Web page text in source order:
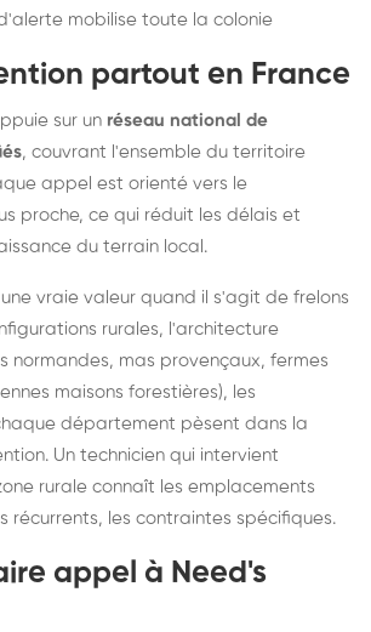
mobilise toute la colonie
partout en France
sur un réseau national de
, couvrant l'ensemble du territoire
appel est orienté vers le
proche, ce qui réduit les délais et
du terrain local.
vraie valeur quand il s'agit de frelons
rurales, l'architecture
normandes, mas provençaux, fermes
maisons forestières), les
département pèsent dans la
Un technicien qui intervient
rurale connaît les emplacements
récurrents, les contraintes spécifiques.
appel à Need's